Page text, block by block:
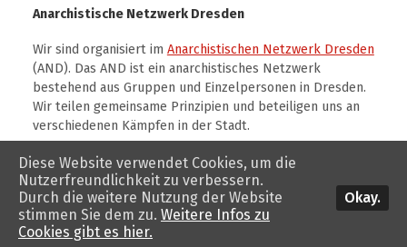
Anarchistische Netzwerk Dresden
Wir sind organisiert im Anarchistischen Netzwerk Dresden
(AND). Das AND ist ein anarchistisches Netzwerk
bestehend aus Gruppen und Einzelpersonen in Dresden.
Wir teilen gemeinsame Prinzipien und beteiligen uns an
verschiedenen Kämpfen in der Stadt.
© 2026tierbefreiung dresden. Theme von
Diese Website verwendet Cookies, um die
Nutzerfreundlichkeit zu verbessern.
Durch die weitere Nutzung der Website
stimmen Sie dem zu. Weitere Infos zu
Cookies gibt es hier.
Okay.